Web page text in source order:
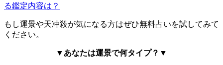
る鑑定内容は？
もし運景や天冲殺が気になる方はぜひ無料占いを試してみて
ください。
▼あなたは運景で何タイプ？▼